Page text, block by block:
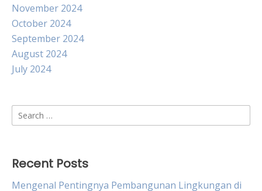
November 2024
October 2024
September 2024
August 2024
July 2024
Search
for:
Recent Posts
Mengenal Pentingnya Pembangunan Lingkungan di